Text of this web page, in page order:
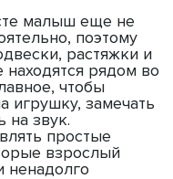
малыш еще не
поэтому
растяжки и
рядом во
чтобы
игрушку, замечать
на звук.
простые
взрослый
ненадолго